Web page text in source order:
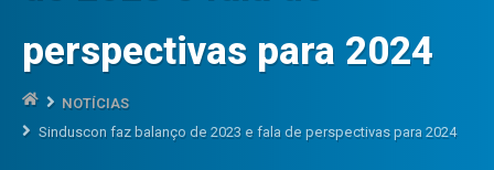
perspectivas para 2024
NOTÍCIAS
Sinduscon faz balanço de 2023 e fala de perspectivas para 2024